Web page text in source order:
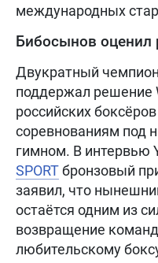
международных
Бибосынов оценил
Двукратный
поддержал решение
российских
соревнованиям под
гимном. В интервью
SPORTбронзовый
заявил, что
остаётся одним из
возвращение
любительскому